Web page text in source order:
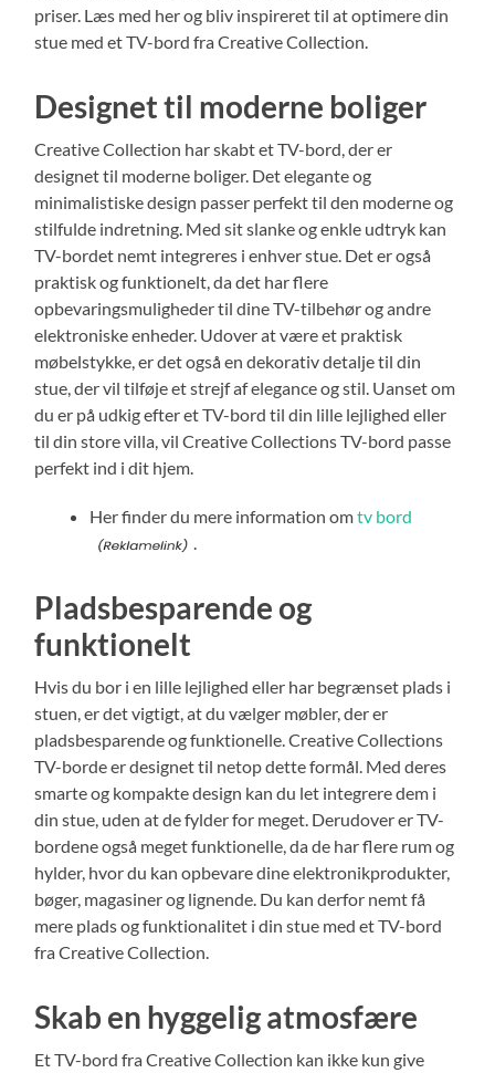
priser. Læs med her og bliv inspireret til at optimere din
stue med et TV-bord fra Creative Collection.
Designet til moderne boliger
Creative Collection har skabt et TV-bord, der er
designet til moderne boliger. Det elegante og
minimalistiske design passer perfekt til den moderne og
stilfulde indretning. Med sit slanke og enkle udtryk kan
TV-bordet nemt integreres i enhver stue. Det er også
praktisk og funktionelt, da det har flere
opbevaringsmuligheder til dine TV-tilbehør og andre
elektroniske enheder. Udover at være et praktisk
møbelstykke, er det også en dekorativ detalje til din
stue, der vil tilføje et strejf af elegance og stil. Uanset om
du er på udkig efter et TV-bord til din lille lejlighed eller
til din store villa, vil Creative Collections TV-bord passe
perfekt ind i dit hjem.
Her finder du mere information omtv bord
Pladsbesparende og
funktionelt
Hvis du bor i en lille lejlighed eller har begrænset plads i
stuen, er det vigtigt, at du vælger møbler, der er
pladsbesparende og funktionelle. Creative Collections
TV-borde er designet til netop dette formål. Med deres
smarte og kompakte design kan du let integrere dem i
din stue, uden at de fylder for meget. Derudover er TV-
bordene også meget funktionelle, da de har flere rum og
hylder, hvor du kan opbevare dine elektronikprodukter,
bøger, magasiner og lignende. Du kan derfor nemt få
mere plads og funktionalitet i din stue med et TV-bord
fra Creative Collection.
Skab en hyggelig atmosfære
Et TV-bord fra Creative Collection kan ikke kun give